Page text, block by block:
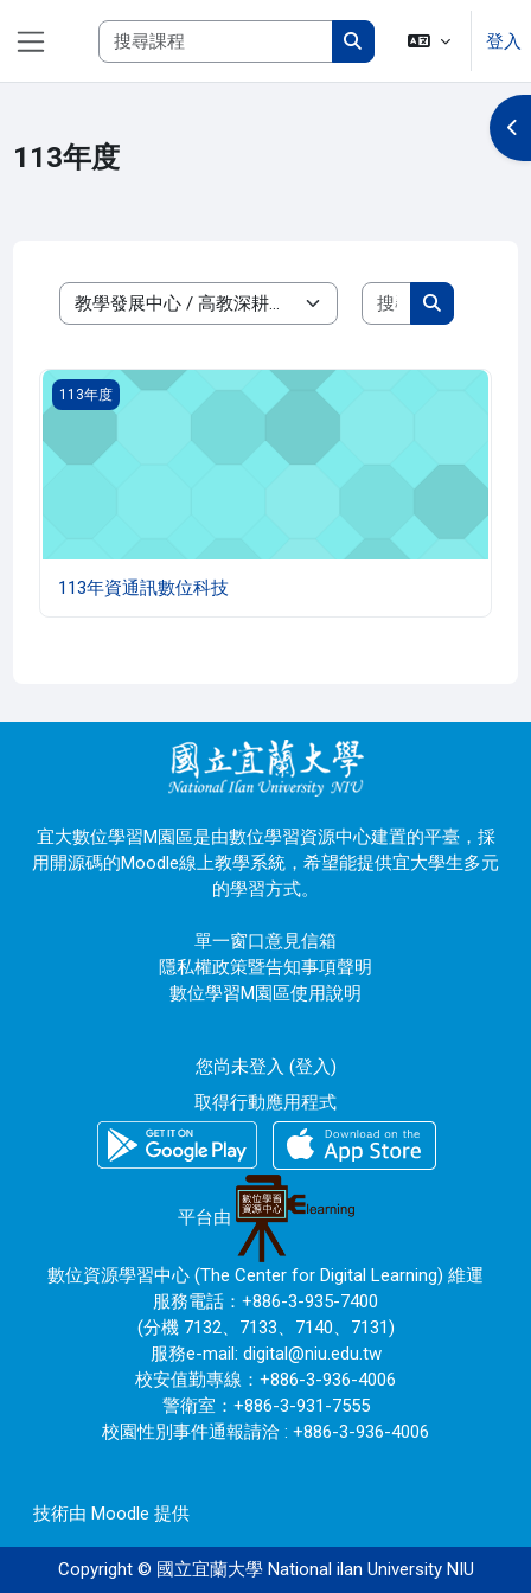
搜尋課程
搜尋課程
登入
113年度
開
課程類別
搜尋課程
搜尋課程
113年資通訊數位科技
113年度
113年資通訊數位科技
宜大數位學習M園區是由數位學習資源中心建置的平臺，採
用開源碼的Moodle線上教學系統，希望能提供宜大學生多元
的學習方式。
單一窗口意見信箱
隱私權政策暨告知事項聲明
數位學習M園區使用說明
您尚未登入 (登入)
取得行動應用程式
平台由
數位資源學習中心 (The Center for Digital Learning) 維運
服務電話：+886-3-935-7400
(分機 7132、7133、7140、7131)
服務e-mail: digital@niu.edu.tw
校安值勤專線：+886-3-936-4006
警衛室：+886-3-931-7555
校園性別事件通報請洽 : +886-3-936-4006
技術由 Moodle 提供
Copyright © 國立宜蘭大學 National ilan University NIU